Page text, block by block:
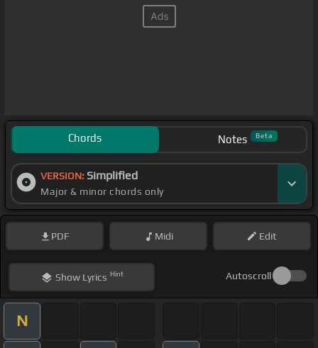
Chords Notes Beta
VERSION: Simplified
Major & minor chords only
PDF Midi Edit
ShowLyrics Hint Autoscroll
N